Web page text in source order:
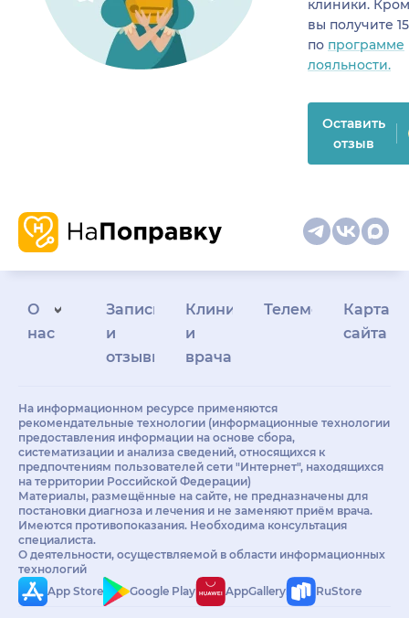
клиники.
вы получите
по программе
лояльности.
Оставить
отзыв
О
нас
Запись
и
отзывы
Клиникам
и
врачам
Телемедицина
Карта
сайта
На информационном ресурсе применяются
рекомендательные технологии (информационные технологии
предоставления информации на основе сбора,
систематизации и анализа сведений, относящихся к
предпочтениям пользователей сети "Интернет", находящихся
на территории Российской Федерации)
Материалы, размещённые на сайте, не предназначены для
постановки диагноза и лечения и не заменяют приём врача.
Имеются противопоказания. Необходима консультация
специалиста.
О деятельности, осуществляемой в области информационных
технологий
App Store
Google Play AppGallery RuStore